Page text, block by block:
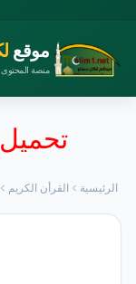
موقع
منصة المحتوى
الرئيسية القرأن الكريم